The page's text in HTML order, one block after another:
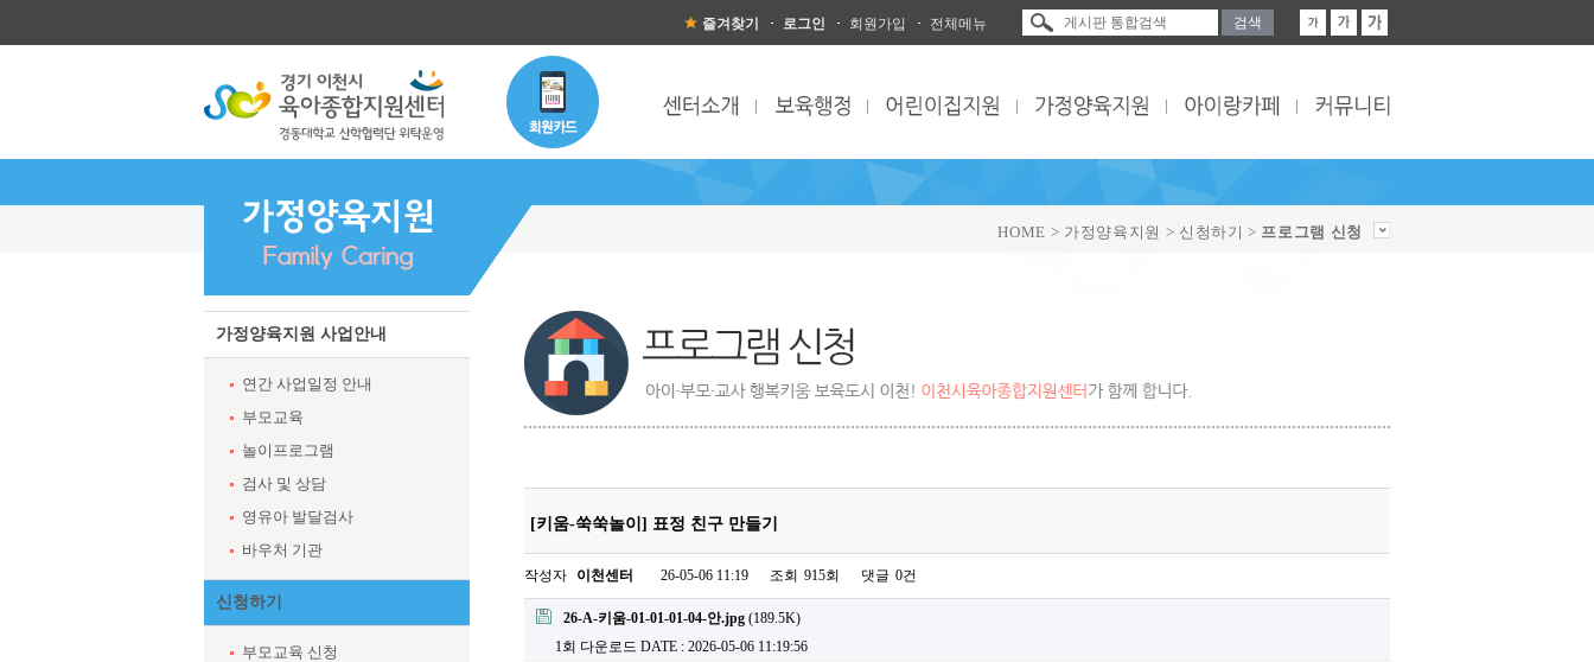
즐겨찾기 로그인 회원가입 전체메뉴
가정양육지원 사업안내
연간 사업일정 안내
부모교육
놀이프로그램
검사 및 상담
영유아 발달검사
바우처 기관
신청하기
부모교육 신청
HOME > 가정양육지원 > 신청하기 > 프로그램 신청
[키움-쑥쑥놀이] 표정 친구 만들기
작성자 이천센터 26-05-06 11:19 조회 915회 댓글 0건
첨부파일
26-A-키움-01-01-01-04-안.jpg (189.5K)
1회 다운로드 DATE : 2026-05-06 11:19:56